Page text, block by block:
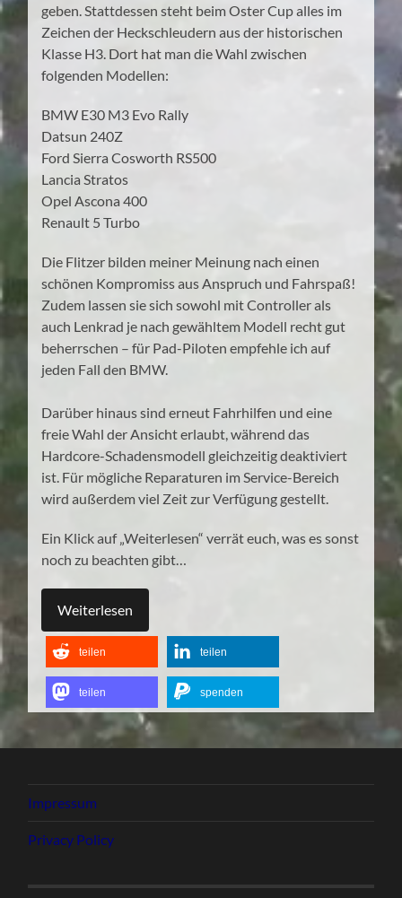
geben. Stattdessen steht beim Oster Cup alles im
Zeichen der Heckschleudern aus der historischen
Klasse H3. Dort hat man die Wahl zwischen
folgenden Modellen:
BMW E30 M3 Evo Rally
Datsun 240Z
Ford Sierra Cosworth RS500
Lancia Stratos
Opel Ascona 400
Renault 5 Turbo
Die Flitzer bilden meiner Meinung nach einen
schönen Kompromiss aus Anspruch und Fahrspaß!
Zudem lassen sie sich sowohl mit Controller als
auch Lenkrad je nach gewähltem Modell recht gut
beherrschen – für Pad-Piloten empfehle ich auf
jeden Fall den BMW.
Darüber hinaus sind erneut Fahrhilfen und eine
freie Wahl der Ansicht erlaubt, während das
Hardcore-Schadensmodell gleichzeitig deaktiviert
ist. Für mögliche Reparaturen im Service-Bereich
wird außerdem viel Zeit zur Verfügung gestellt.
Ein Klick auf „Weiterlesen“ verrät euch, was es sonst
noch zu beachten gibt…
Weiterlesen
teilen teilen
teilen spenden
Impressum
Privacy Policy